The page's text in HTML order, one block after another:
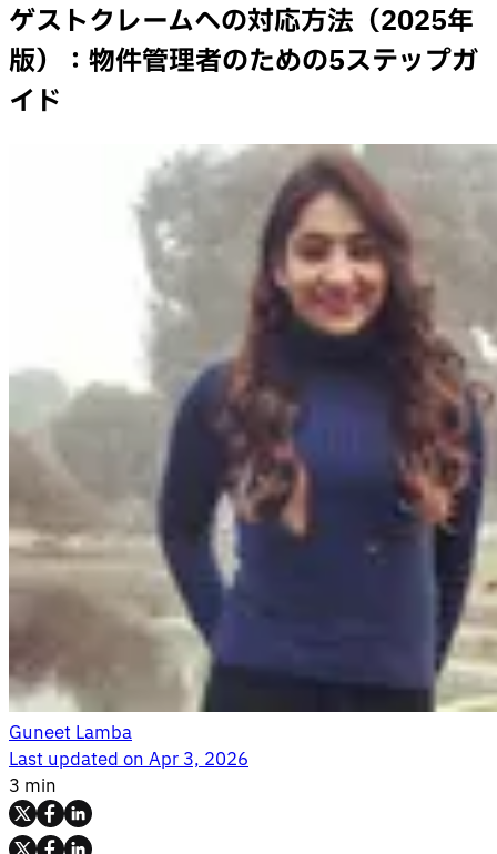
ゲストクレームへの対応方法（2025年
版）：物件管理者のための5ステップガ
イド
Guneet Lamba
Last updated onApr 3, 2026
3 min